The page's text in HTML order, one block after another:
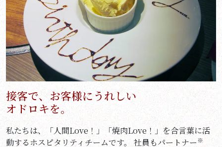
接客で、お客様にうれしい
オドロキを。
私たちは、「人間Love！」「焼肉Love！」を合言葉に活
動するホスピタリティチームです。 社員もパートナー※